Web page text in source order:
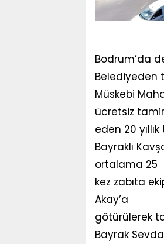
Bodrum’da
Belediyeden
Müskebi
ücretsiz tamir
eden 20
Bayraklı
ortalama 25
kez zabıta
Akay’a
götürülerek
Bayrak